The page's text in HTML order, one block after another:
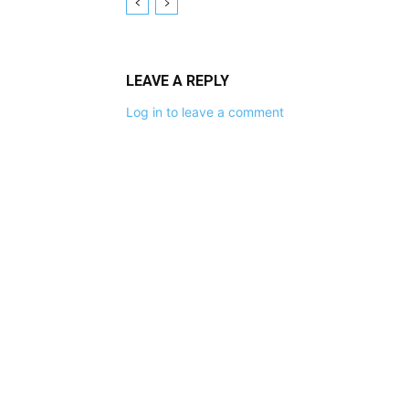
LEAVE A REPLY
Log in to leave a comment